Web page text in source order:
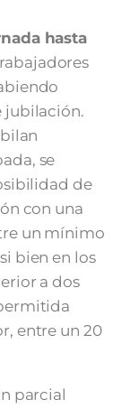
hasta
jubilación.
se
de
con una
un mínimo
bien en los
a dos
entre un 20
parcial